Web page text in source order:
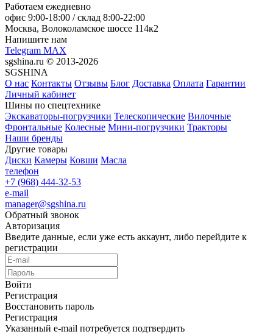
Работаем ежедневно
офис 9:00-18:00 / склад 8:00-22:00
Москва, Волоколамское шоссе 114к2
Напишите нам
Telegram MAX
sgshina.ru © 2013-2026
SGSHINA
О нас Контакты Отзывы Блог Доставка Оплата Гарантии
Личный кабинет
Шины по спецтехнике
Экскаваторы-погрузчики Телескопические Вилочные
Фронтальные Колесные Мини-погрузчики Тракторы
Наши бренды
Другие товары
Диски Камеры Ковши Масла
телефон
+7 (968) 444-32-53
e-mail
manager@sgshina.ru
Обратный звонок
Авторизация
Введите данные, если уже есть аккаунт, либо перейдите к
регистрации
Войти
Регистрация
Восстановить пароль
Регистрация
Указанный e-mail потребуется подтвердить